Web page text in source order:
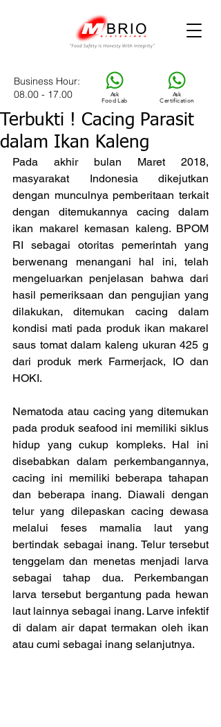
Ask
Food Lab
Ask
Certification
Business Hour:
08.00 - 17.00
Terbukti ! Cacing Parasit
dalam Ikan Kaleng
Pada akhir bulan Maret 2018,
masyarakat Indonesia dikejutkan
dengan munculnya pemberitaan terkait
dengan ditemukannya cacing dalam
ikan makarel kemasan kaleng. BPOM
RI sebagai otoritas pemerintah yang
berwenang menangani hal ini, telah
mengeluarkan penjelasan bahwa dari
hasil pemeriksaan dan pengujian yang
dilakukan, ditemukan cacing dalam
kondisi mati pada produk ikan makarel
saus tomat dalam kaleng ukuran 425 g
dari produk merk Farmerjack, IO dan
HOKI.
Nematoda atau cacing yang ditemukan
pada produk seafood ini memiliki siklus
hidup yang cukup kompleks. Hal ini
disebabkan dalam perkembangannya,
cacing ini memiliki beberapa tahapan
dan beberapa inang. Diawali dengan
telur yang dilepaskan cacing dewasa
melalui feses mamalia laut yang
bertindak sebagai inang. Telur tersebut
tenggelam dan menetas menjadi larva
sebagai tahap dua. Perkembangan
larva tersebut bergantung pada hewan
laut lainnya sebagai inang. Larve infektif
di dalam air dapat termakan oleh ikan
atau cumi sebagai inang selanjutnya.